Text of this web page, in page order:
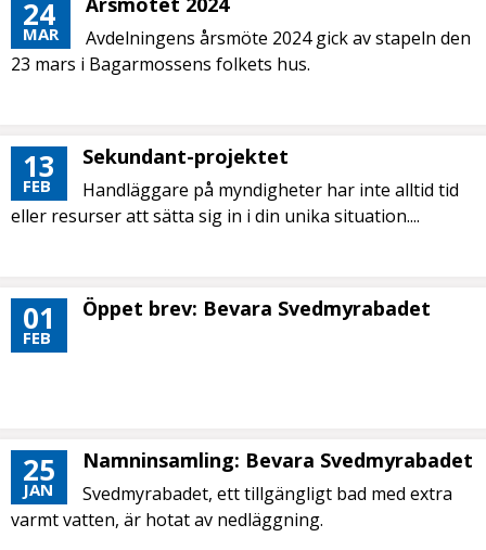
24
MAR
Avdelningens årsmöte 2024 gick av stapeln den
23 mars i Bagarmossens folkets hus.
13
FEB
Sekundant-projektet
Handläggare på myndigheter har inte alltid tid
eller resurser att sätta sig in i din unika situation....
01
FEB
Öppet brev: Bevara Svedmyrabadet
25
JAN
Namninsamling: Bevara Svedmyrabadet
Svedmyrabadet, ett tillgängligt bad med extra
varmt vatten, är hotat av nedläggning.